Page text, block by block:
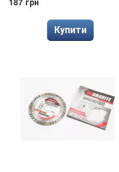
Купити